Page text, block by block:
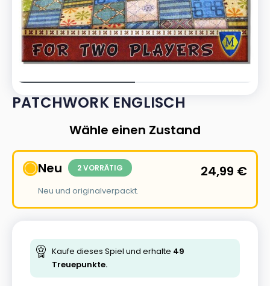
PATCHWORK ENGLISCH
Wähle einen Zustand
Neu 2 VORRÄTIG
Neu und originalverpackt.
24,99 €
Kaufe dieses Spiel und erhalte 49
Treuepunkte.